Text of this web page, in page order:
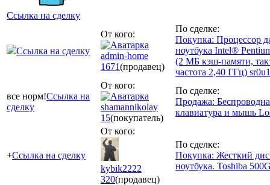
Ссылка на сделку
Ссылка на сделку
От кого:
admin-home
1671(продавец)
По сделке:
Покупка: Процессор
ноутбука Intel®
(2 МБ кэш-памяти,
частота 2,40 ГГц) sr0u1
все норм!Ссылка на
сделку
От кого:
shamannikolay
15(покупатель)
По сделке:
Продажа:
клавиатура и мышь
+Ссылка на сделку
От кого:
kybik2222
320(продавец)
По сделке:
Покупка: Жесткий
ноутбука. Toshiba